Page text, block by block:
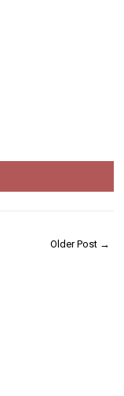
Older Post →